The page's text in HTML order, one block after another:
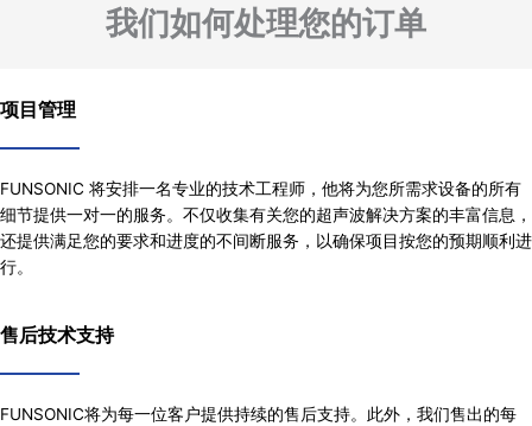
我们如何处理您的订单
项目管理
FUNSONIC 将安排一名专业的技术工程师，他将为您所需求设备的所有
细节提供一对一的服务。不仅收集有关您的超声波解决方案的丰富信息，
还提供满足您的要求和进度的不间断服务，以确保项目按您的预期顺利进
行。
售后技术支持
FUNSONIC将为每一位客户提供持续的售后支持。此外，我们售出的每